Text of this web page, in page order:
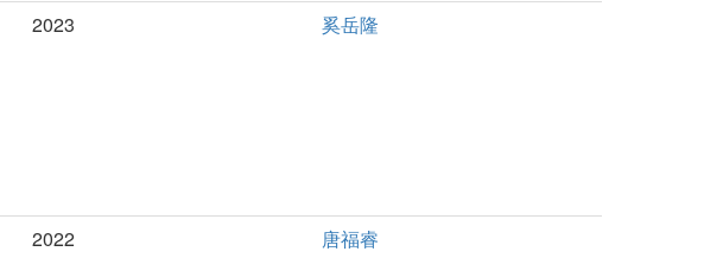
2023 奚岳隆
2022 唐福睿